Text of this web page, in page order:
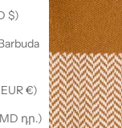
Anguilla (XCD $)
Argentinien (EUR €)
Armenien (AMD դր.)